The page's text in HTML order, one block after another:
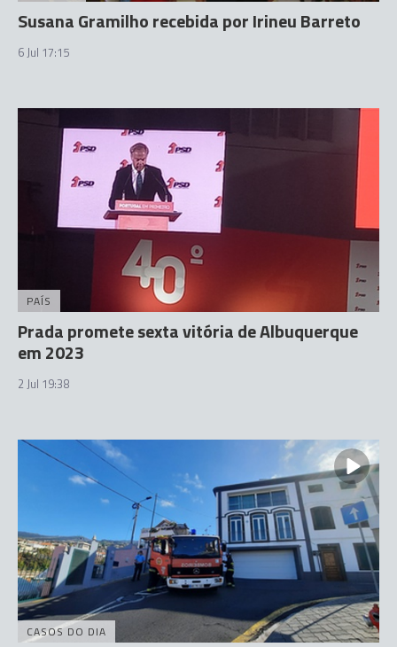
Susana Gramilho recebida por Irineu Barreto
6 Jul 17:15
PAÍS
Prada promete sexta vitória de Albuquerque
em 2023
2 Jul 19:38
CASOS DO DIA